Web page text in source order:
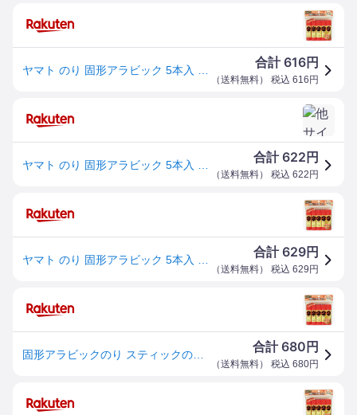
合計616円
（送料無料） 税込 616 円
合計622 円
（送料無料） 税込 622 円
合計629円
（送料無料） 税込 629 円
合計680 円
（送料無料） 税込 680円